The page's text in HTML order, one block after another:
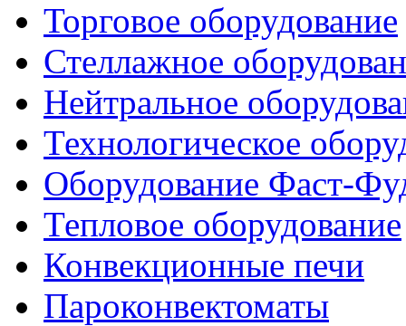
Торговое оборудование
Стеллажное
Нейтральное
Технологическое
Оборудование Фаст-
Тепловое оборудование
Конвекционные печи
Пароконвектоматы